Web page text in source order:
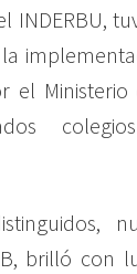
INDERBU,
el Ministerio
brilló con